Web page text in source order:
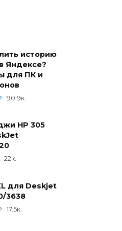
историю
Яндексе?
для ПК и
90.9к.
HP 305
22к.
для Deskjet
3638
17.5к.